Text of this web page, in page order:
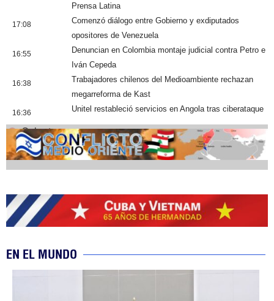
Prensa Latina
17:08
Comenzó diálogo entre Gobierno y exdiputados
opositores de Venezuela
16:55
Denuncian en Colombia montaje judicial contra Petro e
Iván Cepeda
16:38
Trabajadores chilenos del Medioambiente rechazan
megarreforma de Kast
16:36 Unitel restableció servicios en Angola tras ciberataque
Cobertura
EN EL MUNDO